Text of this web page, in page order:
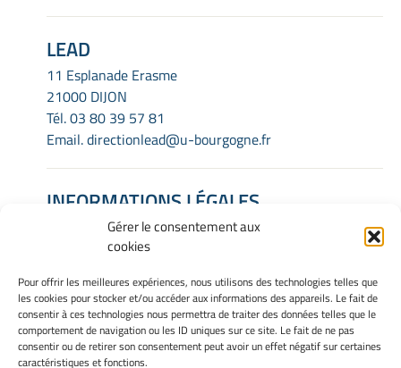
Gérer le consentement aux
cookies
Pour offrir les meilleures expériences, nous utilisons des technologies telles que
les cookies pour stocker et/ou accéder aux informations des appareils. Le fait de
consentir à ces technologies nous permettra de traiter des données telles que le
comportement de navigation ou les ID uniques sur ce site. Le fait de ne pas
consentir ou de retirer son consentement peut avoir un effet négatif sur certaines
caractéristiques et fonctions.
LEAD
11 Esplanade Erasme
21000 DIJON
Tél.03 80 39 57 81
Email.directionlead@u-bourgogne.fr
INFORMATIONS LÉGALES
Mentions Légales
Gérer mes cookies
Déclaration de confidentialité
Avertissement